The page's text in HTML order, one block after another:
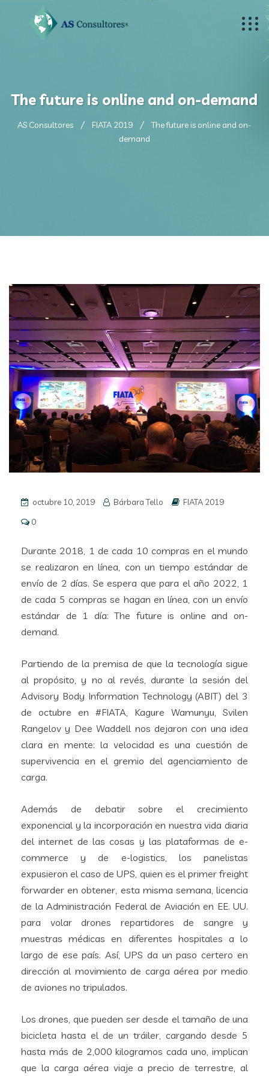
The future is online and on-demand
AS Consultores FIATA 2019
The future is online and on-
demand
octubre 10, 2019 Bárbara Tello
FIATA 2019
0
Durante 2018, 1 de cada 10 compras en el mundo
se realizaron en línea, con un tiempo estándar de
envío de 2 días. Se espera que para el año 2022, 1
de cada 5 compras se hagan en línea, con un envío
estándar de 1 día: The future is online and on-
demand.
Partiendo de la premisa de que la tecnología sigue
al propósito, y no al revés, durante la sesión del
Advisory Body Information Technology (ABIT) del 3
de octubre en #FIATA, Kagure Wamunyu, Svilen
Rangelov y Dee Waddell nos dejaron con una idea
clara en mente: la velocidad es una cuestión de
supervivencia en el gremio del agenciamiento de
carga.
Además de debatir sobre el crecimiento
exponencial y la incorporación en nuestra vida diaria
del internet de las cosas y las plataformas de e-
commerce y de e-logistics, los panelistas
expusieron el caso de UPS, quien es el primer freight
forwarder en obtener, esta misma semana, licencia
de la Administración Federal de Aviación en EE. UU.
para volar drones repartidores de sangre y
muestras médicas en diferentes hospitales a lo
largo de ese país. Así, UPS da un paso certero en
dirección al movimiento de carga aérea por medio
de aviones no tripulados.
Los drones, que pueden ser desde el tamaño de una
bicicleta hasta el de un tráiler, cargando desde 5
hasta más de 2,000 kilogramos cada uno, implican
que la carga aérea viaje a precio de terrestre, al